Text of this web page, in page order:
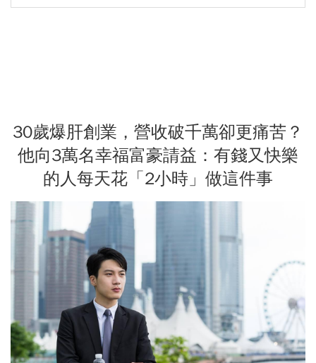
30歲爆肝創業，營收破千萬卻更痛苦？
他向3萬名幸福富豪請益：有錢又快樂
的人每天花「2小時」做這件事